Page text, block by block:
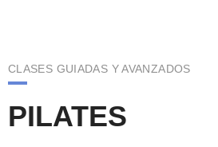
CLASES GUIADAS Y AVANZADOS
PILATES